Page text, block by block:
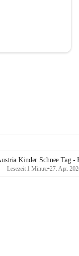
Kinder Schnee Tag -
Lesezeit 1 Minute•27. Apr.